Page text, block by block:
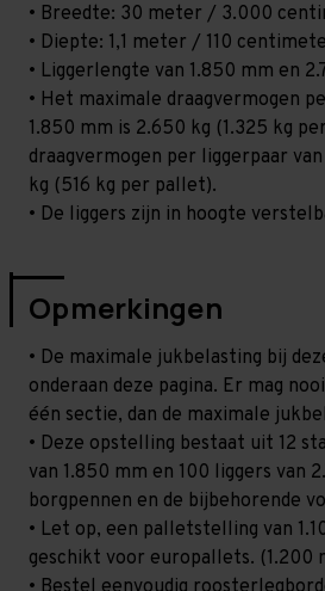
• Breedte: 30 meter / 3.000
• Diepte: 1,1 meter / 110
• Liggerlengte van 1.850 mm en
• Het maximale draagvermogen
1.850 mm is 2.650 kg (1.325 kg
draagvermogen per liggerpaar
kg (516 kg per pallet).
• De liggers zijn in hoogte
Opmerkingen
• De maximale jukbelasting bij
onderaan deze pagina. Er mag
één sectie, dan de maximale
• Deze opstelling bestaat uit 12
van 1.850 mm en 100 liggers van
borgpennen en de bijbehorende
• Let op, een palletstelling van
geschikt voor europallets. (1.200